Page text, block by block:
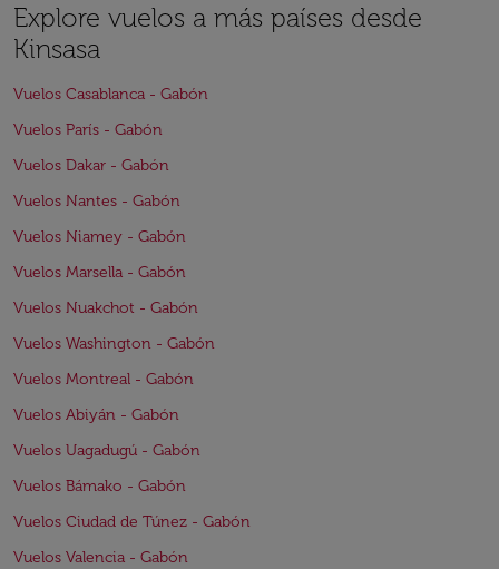
Explore vuelos a más países desde
Kinsasa
Vuelos Casablanca - Gabón
Vuelos París - Gabón
Vuelos Dakar - Gabón
Vuelos Nantes - Gabón
Vuelos Niamey - Gabón
Vuelos Marsella - Gabón
Vuelos Nuakchot - Gabón
Vuelos Washington - Gabón
Vuelos Montreal - Gabón
Vuelos Abiyán - Gabón
Vuelos Uagadugú - Gabón
Vuelos Bámako - Gabón
Vuelos Ciudad de Túnez - Gabón
Vuelos Valencia - Gabón